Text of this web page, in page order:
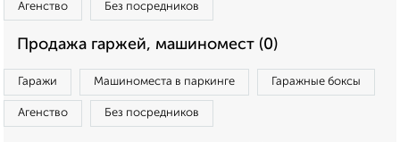
Агенство Без посредников
Продажа гаржей, машиномест (0)
Гаражи Машиноместа в паркинге Гаражные боксы
Агенство Без посредников